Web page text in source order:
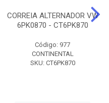
CORREIA ALTERNADOR VW
6PK0870 - CT6PK870
Código: 977
CONTINENTAL
SKU: CT6PK870